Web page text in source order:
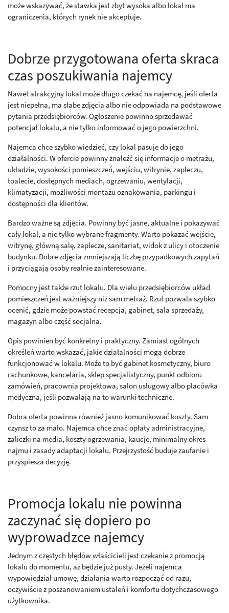
może wskazywać, że stawka jest zbyt wysoka albo lokal ma
ograniczenia, których rynek nie akceptuje.
Dobrze przygotowana oferta skraca
czas poszukiwania najemcy
Nawet atrakcyjny lokal może długo czekać na najemcę, jeśli oferta
jest niepełna, ma słabe zdjęcia albo nie odpowiada na podstawowe
pytania przedsiębiorców. Ogłoszenie powinno sprzedawać
potencjał lokalu, a nie tylko informować o jego powierzchni.
Najemca chce szybko wiedzieć, czy lokal pasuje do jego
działalności. W ofercie powinny znaleźć się informacje o metrażu,
układzie, wysokości pomieszczeń, wejściu, witrynie, zapleczu,
toalecie, dostępnych mediach, ogrzewaniu, wentylacji,
klimatyzacji, możliwości montażu oznakowania, parkingu i
dostępności dla klientów.
Bardzo ważne są zdjęcia. Powinny być jasne, aktualne i pokazywać
cały lokal, a nie tylko wybrane fragmenty. Warto pokazać wejście,
witrynę, główną salę, zaplecze, sanitariat, widok z ulicy i otoczenie
budynku. Dobre zdjęcia zmniejszają liczbę przypadkowych zapytań
i przyciągają osoby realnie zainteresowane.
Pomocny jest także rzut lokalu. Dla wielu przedsiębiorców układ
pomieszczeń jest ważniejszy niż sam metraż. Rzut pozwala szybko
ocenić, gdzie może powstać recepcja, gabinet, sala sprzedaży,
magazyn albo część socjalna.
Opis powinien być konkretny i praktyczny. Zamiast ogólnych
określeń warto wskazać, jakie działalności mogą dobrze
funkcjonować w lokalu. Może to być gabinet kosmetyczny, biuro
rachunkowe, kancelaria, sklep specjalistyczny, punkt odbioru
zamówień, pracownia projektowa, salon usługowy albo placówka
medyczna, jeśli pozwalają na to warunki techniczne.
Dobra oferta powinna również jasno komunikować koszty. Sam
czynsz to za mało. Najemca chce znać opłaty administracyjne,
zaliczki na media, koszty ogrzewania, kaucję, minimalny okres
najmu i zasady adaptacji lokalu. Przejrzystość buduje zaufanie i
przyspiesza decyzję.
Promocja lokalu nie powinna
zaczynać się dopiero po
wyprowadzce najemcy
Jednym z częstych błędów właścicieli jest czekanie z promocją
lokalu do momentu, aż będzie już pusty. Jeżeli najemca
wypowiedział umowę, działania warto rozpocząć od razu,
oczywiście z poszanowaniem ustaleń i komfortu dotychczasowego
użytkownika.